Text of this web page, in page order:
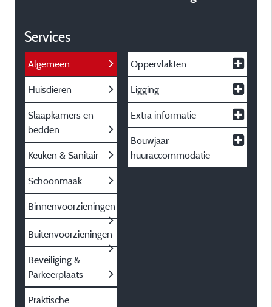
Services
Algemeen
Huisdieren
Slaapkamers en
bedden
Keuken & Sanitair
Schoonmaak
Binnenvoorzieningen
Buitenvoorzieningen
Beveiliging &
Parkeerplaats
Praktische
Oppervlakten
Ligging
Extra informatie
Bouwjaar
huuraccommodatie